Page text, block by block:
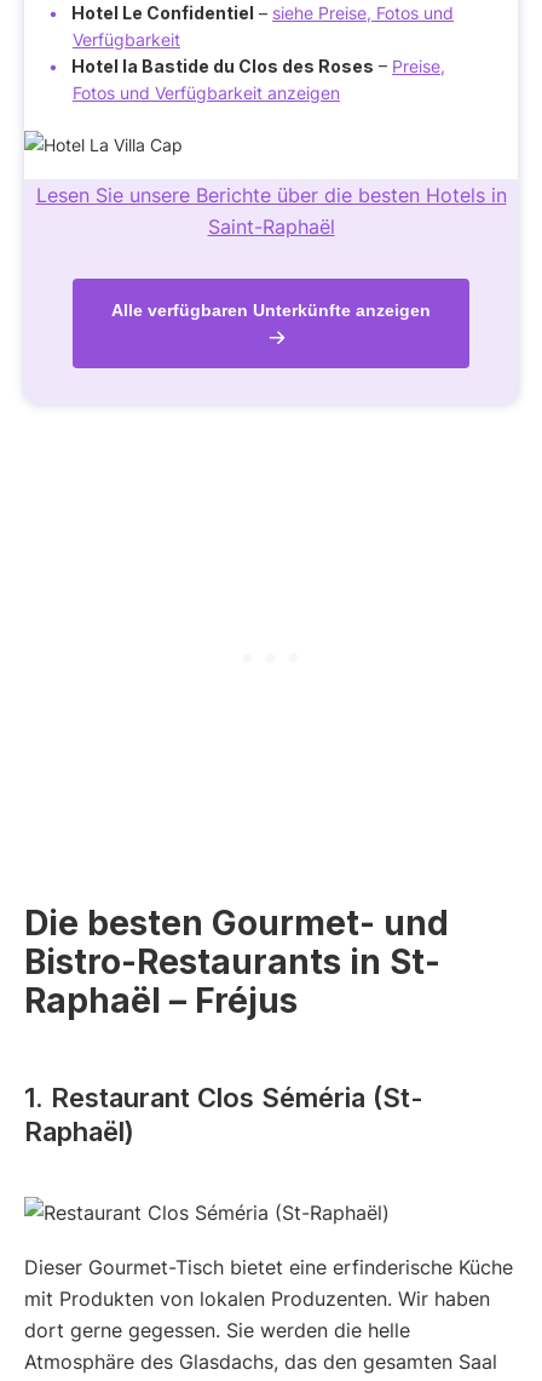
Hotel Le Confidentiel – siehe Preise, Fotos und
Verfügbarkeit
Hotel la Bastide du Clos des Roses – Preise,
Fotos und Verfügbarkeit anzeigen
Lesen Sie unsere Berichte über die besten Hotels in
Saint-Raphaël
Alle verfügbaren Unterkünfte anzeigen
Die besten Gourmet- und
Bistro-Restaurants in St-
Raphaël – Fréjus
1. Restaurant Clos Séméria (St-
Raphaël)
Dieser Gourmet-Tisch bietet eine erfinderische Küche
mit Produkten von lokalen Produzenten. Wir haben
dort gerne gegessen. Sie werden die helle
Atmosphäre des Glasdachs, das den gesamten Saal